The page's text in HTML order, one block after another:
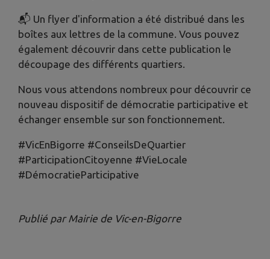
📬 Un flyer d'information a été distribué dans les
boîtes aux lettres de la commune. Vous pouvez
également découvrir dans cette publication le
découpage des différents quartiers.
Nous vous attendons nombreux pour découvrir ce
nouveau dispositif de démocratie participative et
échanger ensemble sur son fonctionnement.
#VicEnBigorre #ConseilsDeQuartier
#ParticipationCitoyenne #VieLocale
#DémocratieParticipative
Publié par Mairie de Vic-en-Bigorre